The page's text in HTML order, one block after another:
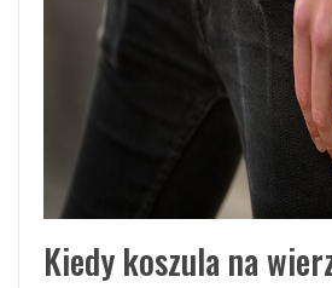
Kiedy koszula na